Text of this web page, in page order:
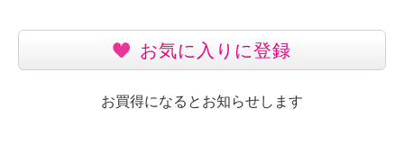
お気に入りに登録
お買得になるとお知らせします